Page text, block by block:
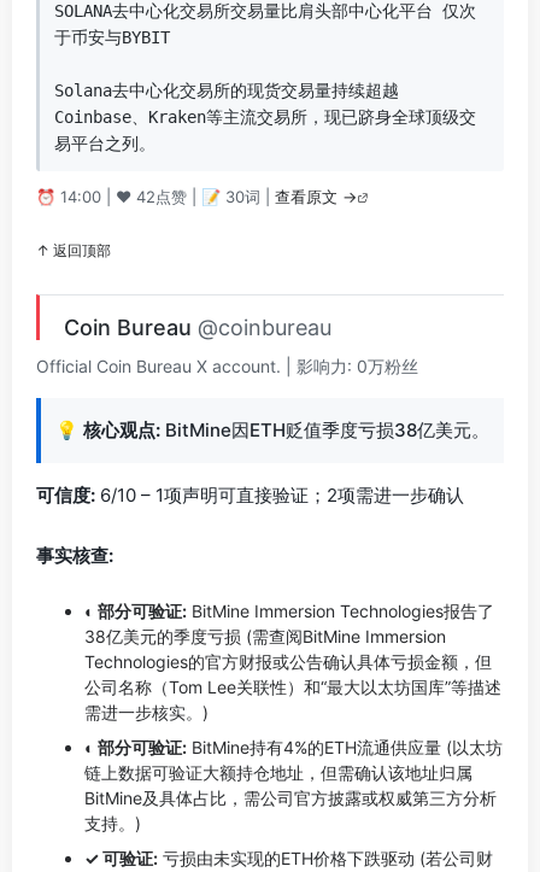
SOLANA去中心化交易所交易量比肩头部中心化平台 仅次
于币安与BYBIT
Solana去中心化交易所的现货交易量持续超越
Coinbase、Kraken等主流交易所，现已跻身全球顶级交
易平台之列。
⏰ 14:00 | ❤️ 42点赞 | 📝 30词 | 查看原文 →
↑ 返回顶部
Coin Bureau @coinbureau
Official Coin Bureau X account. | 影响力: 0万粉丝
💡 核心观点: BitMine因ETH贬值季度亏损38亿美元。
可信度: 6/10 – 1项声明可直接验证；2项需进一步确认
事实核查:
◐ 部分可验证: BitMine Immersion Technologies报告了
38亿美元的季度亏损 (需查阅BitMine Immersion
Technologies的官方财报或公告确认具体亏损金额，但
公司名称（Tom Lee关联性）和“最大以太坊国库”等描述
需进一步核实。)
◐ 部分可验证: BitMine持有4%的ETH流通供应量 (以太坊
链上数据可验证大额持仓地址，但需确认该地址归属
BitMine及具体占比，需公司官方披露或权威第三方分析
支持。)
✓ 可验证: 亏损由未实现的ETH价格下跌驱动 (若公司财